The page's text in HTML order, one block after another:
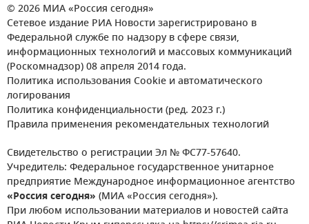
© 2026 МИА «Россия сегодня»
Сетевое издание РИА Новости зарегистрировано в
Федеральной службе по надзору в сфере связи,
информационных технологий и массовых коммуникаций
(Роскомнадзор) 08 апреля 2014 года.
Политика использования Cookie и автоматического
логирования
Политика конфиденциальности (ред. 2023 г.)
Правила применения рекомендательных технологий
Свидетельство о регистрации Эл № ФС77-57640.
Учредитель: Федеральное государственное унитарное
предприятие Международное информационное агентство
«Россия сегодня» (МИА «Россия сегодня»).
При любом использовании материалов и новостей сайта